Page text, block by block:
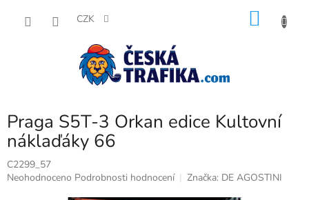
CZK
Praga S5T-3 Orkan edice Kultovní
náklaďáky 66
C2299_57
Průměrné
Neohodnoceno Podrobnosti hodnocení Značka: DE AGOSTINI